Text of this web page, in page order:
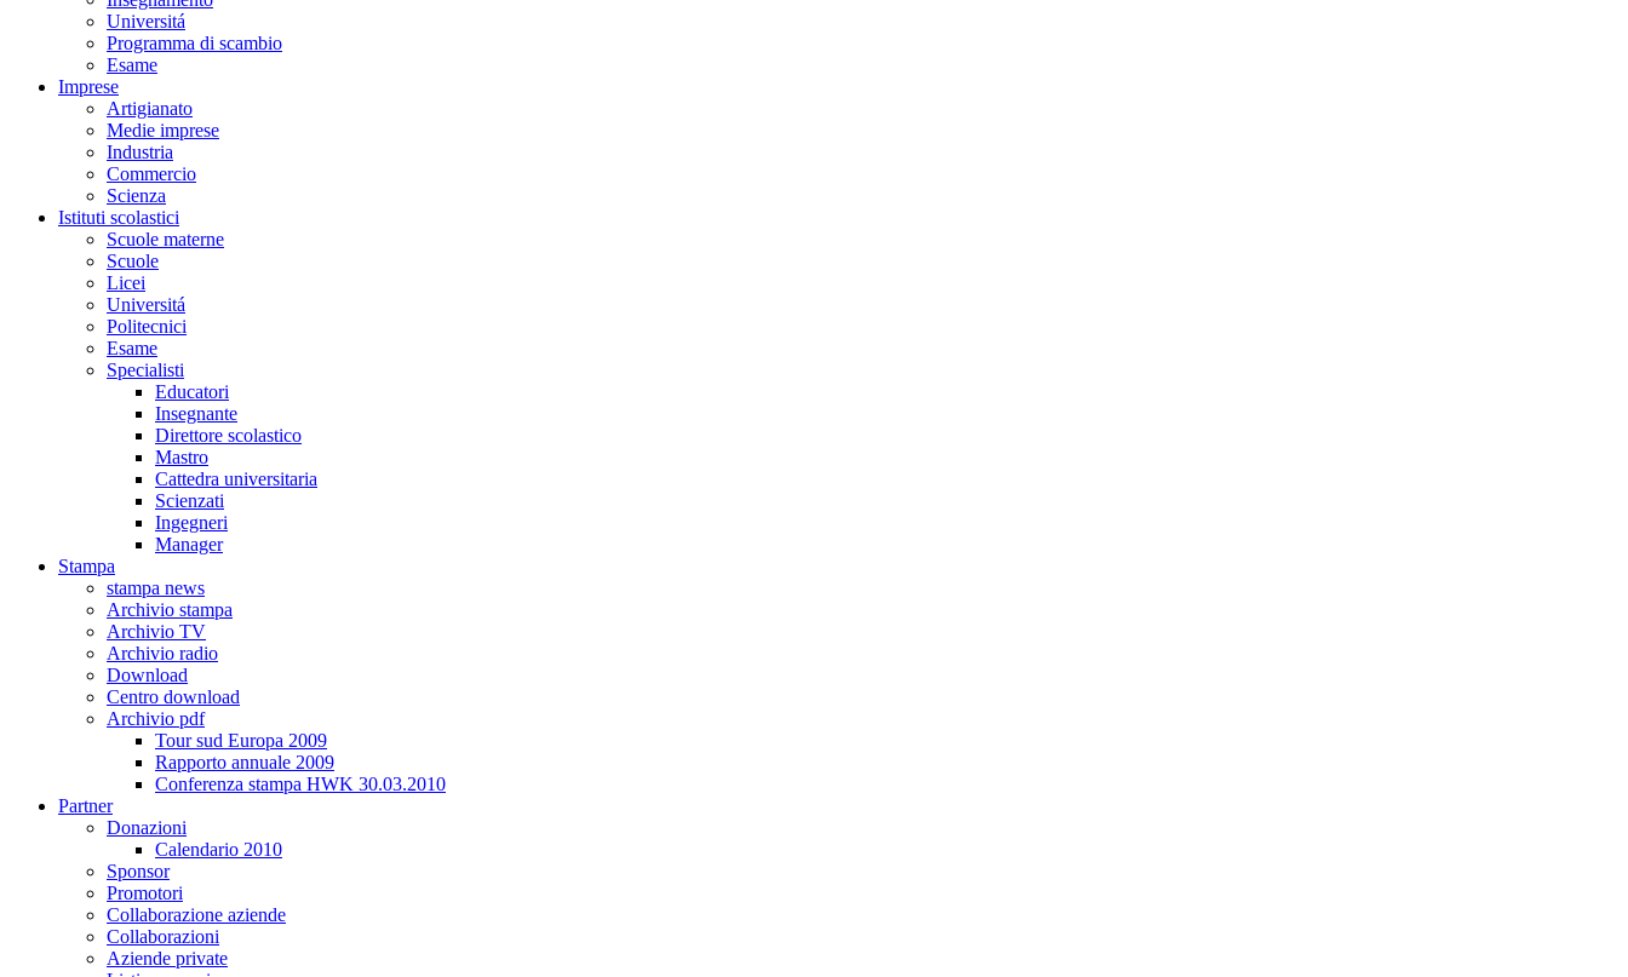
Universitá
Programma di scambio
Esame
Imprese
Artigianato
Medie imprese
Industria
Commercio
Scienza
Istituti scolastici
Scuole materne
Scuole
Licei
Universitá
Politecnici
Esame
Specialisti
Educatori
Insegnante
Direttore scolastico
Mastro
Cattedra universitaria
Scienzati
Ingegneri
Manager
Stampa
stampa news
Archivio stampa
Archivio TV
Archivio radio
Download
Centro download
Archivio pdf
Tour sud Europa 2009
Rapporto annuale 2009
Conferenza stampa HWK 30.03.2010
Partner
Donazioni
Calendario 2010
Sponsor
Promotori
Collaborazione aziende
Collaborazioni
Aziende private